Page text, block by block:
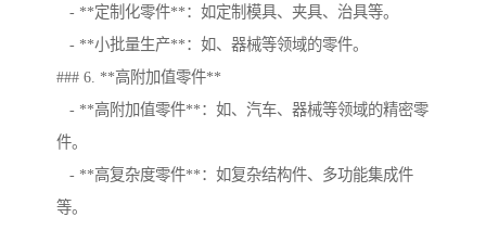
- **定制化零件**：如定制模具、夹具、治具等。
- **小批量生产**：如、器械等领域的零件。
### 6. **高附加值零件**
- **高附加值零件**：如、汽车、器械等领域的精密零
件。
- **高复杂度零件**：如复杂结构件、多功能集成件
等。